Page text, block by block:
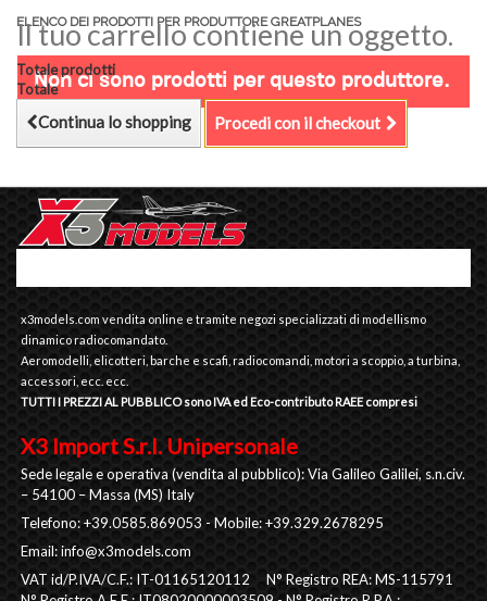
Il tuo carrello contiene un oggetto.
Totale prodotti
Totale
Continua lo shopping Procedi con il checkout
ELENCO DEI PRODOTTI PER PRODUTTORE GREATPLANES
Non ci sono prodotti per questo produttore.
x3models.com vendita online e tramite negozi specializzati di modellismo
dinamico radiocomandato.
Aeromodelli, elicotteri, barche e scafi, radiocomandi, motori a scoppio, a turbina,
accessori, ecc. ecc.
TUTTI I PREZZI AL PUBBLICO sono IVA ed Eco-contributo RAEE compresi
X3 Import S.r.l. Unipersonale
Sede legale e operativa (vendita al pubblico): Via Galileo Galilei, s.n.civ.
– 54100 – Massa (MS) Italy
Telefono: +39.0585.869053 - Mobile: +39.329.2678295
Email:info@x3models.com
VAT id/P.IVA/C.F.: IT-01165120112 N° Registro REA: MS-115791